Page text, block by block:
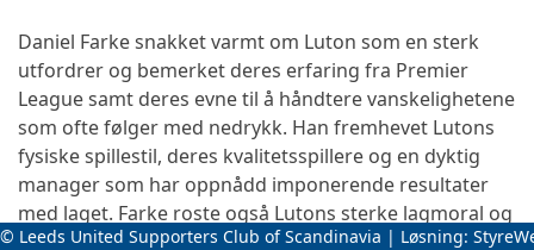
Daniel Farke snakket varmt om Luton som en sterk
utfordrer og bemerket deres erfaring fra Premier
League samt deres evne til å håndtere vanskelighetene
som ofte følger med nedrykk. Han fremhevet Lutons
fysiske spillestil, deres kvalitetsspillere og en dyktig
manager som har oppnådd imponerende resultater
med laget. Farke roste også Lutons sterke lagmoral og
anså dem som en reell kandidat til en topp seks-
© Leeds United Supporters Club of Scandinavia | Løsning: